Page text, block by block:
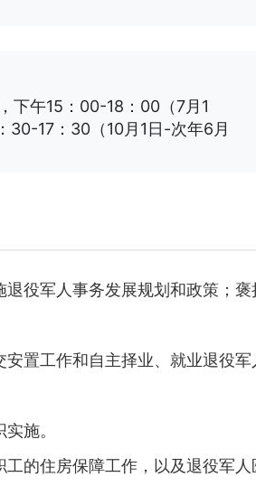
下午15：00-18：00（7月1
30-17：30（10月1日-次年6月
役军人事务发展规划和政策；褒
工作和自主择业、就业退役军
施。
的住房保障工作，以及退役军人